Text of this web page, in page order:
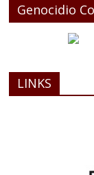
Genocidio
LINKS